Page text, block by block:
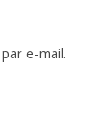
e-mail.